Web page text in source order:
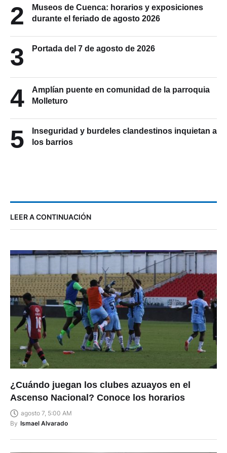
2
Museos de Cuenca: horarios y exposiciones
durante el feriado de agosto 2026
3 Portada del 7 de agosto de 2026
4
Amplían puente en comunidad de la parroquia
Molleturo
5
Inseguridad y burdeles clandestinos inquietan a
los barrios
LEER A CONTINUACIÓN
¿Cuándo juegan los clubes azuayos en el
Ascenso Nacional? Conoce los horarios
agosto 7, 5:00 AM
By Ismael Alvarado